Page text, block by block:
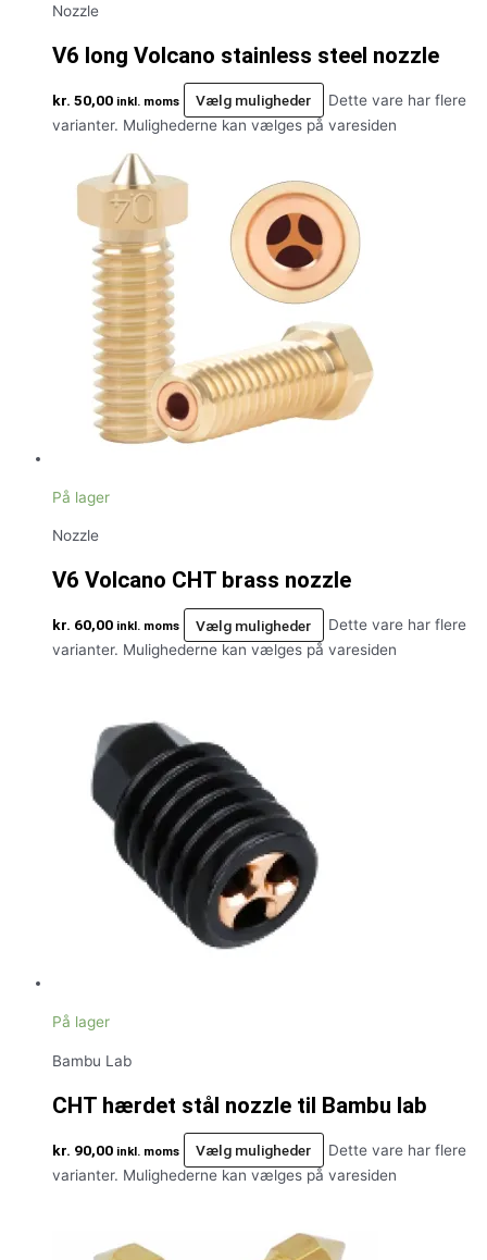
Nozzle
V6 long Volcano stainless steel nozzle
kr. 50,00 inkl. moms Vælg muligheder
Dette vare har flere
varianter. Mulighederne kan vælges på varesiden
På lager
Nozzle
V6 Volcano CHT brass nozzle
kr. 60,00 inkl. moms Vælg muligheder
Dette vare har flere
varianter. Mulighederne kan vælges på varesiden
På lager
Bambu Lab
CHT hærdet stål nozzle til Bambu lab
kr. 90,00 inkl. moms Vælg muligheder
Dette vare har flere
varianter. Mulighederne kan vælges på varesiden